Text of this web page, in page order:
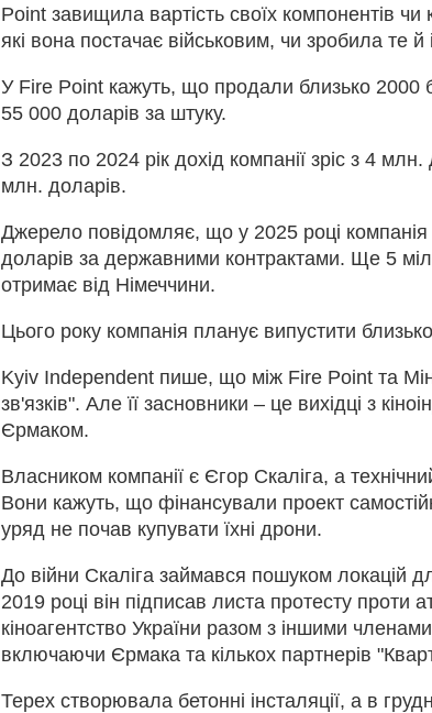
Point завищила вартість своїх компонентів чи
які вона постачає військовим, чи зробила те й
У Fire Point кажуть, що продали близько 2000
55 000 доларів за штуку.
З 2023 по 2024 рік дохід компанії зріс з 4
млн. доларів.
Джерело повідомляє, що у 2025 році
доларів за державними контрактами. Ще 5
отримає від Німеччини.
Цього року компанія планує випустити
Kyiv Independent пише, що між Fire Point та
зв'язків". Але її засновники – це вихідці з
Єрмаком.
Власником компанії є Єгор Скаліга, а
Вони кажуть, що фінансували проект
уряд не почав купувати їхні дрони.
До війни Скаліга займався пошуком локацій
2019 році він підписав листа протесту проти
кіноагентство України разом з іншими членами
включаючи Єрмака та кількох партнерів
Терех створювала бетонні інсталяції, а в